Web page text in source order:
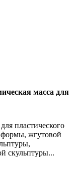
масса для
пластического
жгутовой
скульптуры...